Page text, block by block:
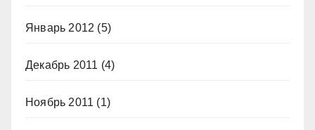
Январь 2012 (5)
Декабрь 2011 (4)
Ноябрь 2011 (1)